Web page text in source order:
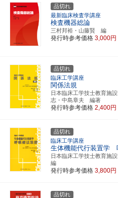
品切れ
最新臨床検査学講座
検査機器総論
三村邦裕・山藤賢 編
発行時参考価格 3,000円
品切れ
臨床工学講座
関係法規
日本臨床工学技士教育施
志・中島章夫 編著
発行時参考価格 2,400円
品切れ
臨床工学講座
生体機能代行装置学
日本臨床工学技士教育施
編
発行時参考価格 3,800円
品切れ